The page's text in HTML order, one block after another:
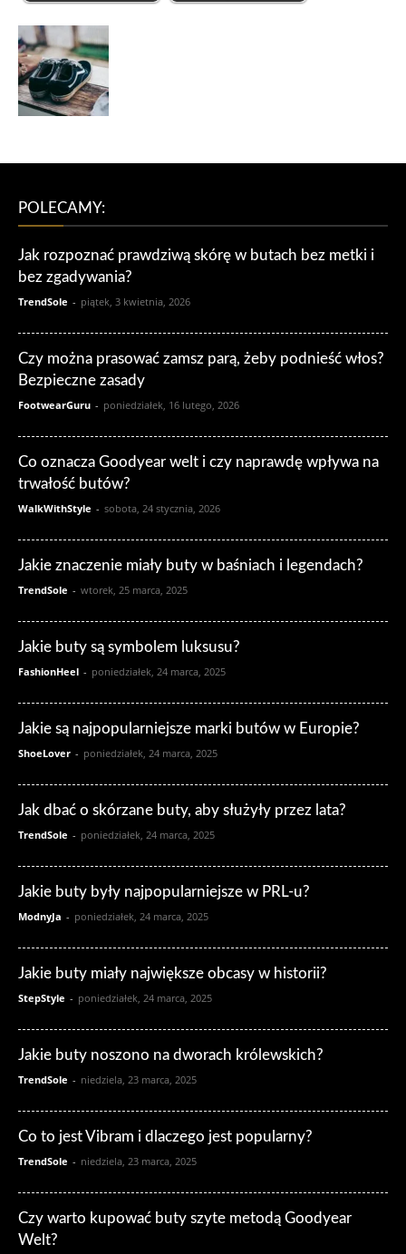
POLECAMY:
Jak rozpoznać prawdziwą skórę w butach bez metki i
bez zgadywania?
TrendSole - piątek, 3 kwietnia, 2026
Czy można prasować zamsz parą, żeby podnieść włos?
Bezpieczne zasady
FootwearGuru - poniedziałek, 16 lutego, 2026
Co oznacza Goodyear welt i czy naprawdę wpływa na
trwałość butów?
WalkWithStyle - sobota, 24 stycznia, 2026
Jakie znaczenie miały buty w baśniach i legendach?
TrendSole - wtorek, 25 marca, 2025
Jakie buty są symbolem luksusu?
FashionHeel - poniedziałek, 24 marca, 2025
Jakie są najpopularniejsze marki butów w Europie?
ShoeLover - poniedziałek, 24 marca, 2025
Jak dbać o skórzane buty, aby służyły przez lata?
TrendSole - poniedziałek, 24 marca, 2025
Jakie buty były najpopularniejsze w PRL-u?
ModnyJa - poniedziałek, 24 marca, 2025
Jakie buty miały największe obcasy w historii?
StepStyle - poniedziałek, 24 marca, 2025
Jakie buty noszono na dworach królewskich?
TrendSole - niedziela, 23 marca, 2025
Co to jest Vibram i dlaczego jest popularny?
TrendSole - niedziela, 23 marca, 2025
Czy warto kupować buty szyte metodą Goodyear
Welt?